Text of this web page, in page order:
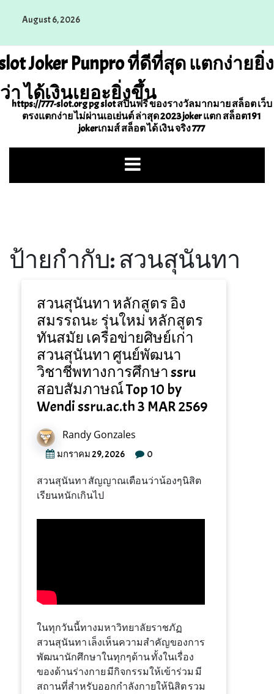
August 6, 2026
Joker Punpro ที่ดีที่สุด แตกง่ายยิ่ง
า ได้เงินเยอะยิ่งขึ้น
https://777-slot.org pg slot สปินฟรี ของรางวัลมากมาย สล็อต เว็บ
ตรงแตกง่าย ไม่ผ่านเอเย่นต์ ล่าสุด 2023 joker แตก สล็อต191
jokerเกมส์ สล็อต ได้ เงิน จริง 777
ป้ายกำกับ:สวนสุนันทา
สวนสุนันทา หลักสูตร อิง
สมรรถนะ รุ่นใหม่ หลักสูตร
ทันสมัย เครือข่ายศิษย์เก่า
สวนสุนันทา ศูนย์พัฒนา
วิชาชีพทางการศึกษา ssru
สอบสัมภาษณ์ Top 10 by
Wendi ssru.ac.th 3 MAR 2569
Randy Gonzales
มกราคม 29, 2026 0
สวนสุนันทา สัญญาณเตือนว่าน้องๆนิสิต
เรียนหนักเกินไป
ในทุกวันนี้ทางมหาวิทยาลัยราชภัฏ
สวนสุนันทา เล็งเห็นความสำคัญของการ
พัฒนานักศึกษาในทุกๆด้าน ทั้งในเรื่อง
ของด้านร่างกาย มีกิจกรรมให้เข้าร่วม มี
สถานที่สำหรับออกกำลังกายให้นิสิต รวม